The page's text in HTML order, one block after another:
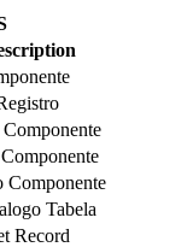
Componente
Tabela
Record